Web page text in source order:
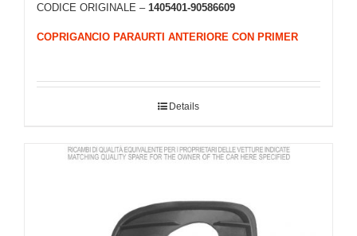
CODICE ORIGINALE – 1405401-90586609
COPRIGANCIO PARAURTI ANTERIORE CON PRIMER
Details